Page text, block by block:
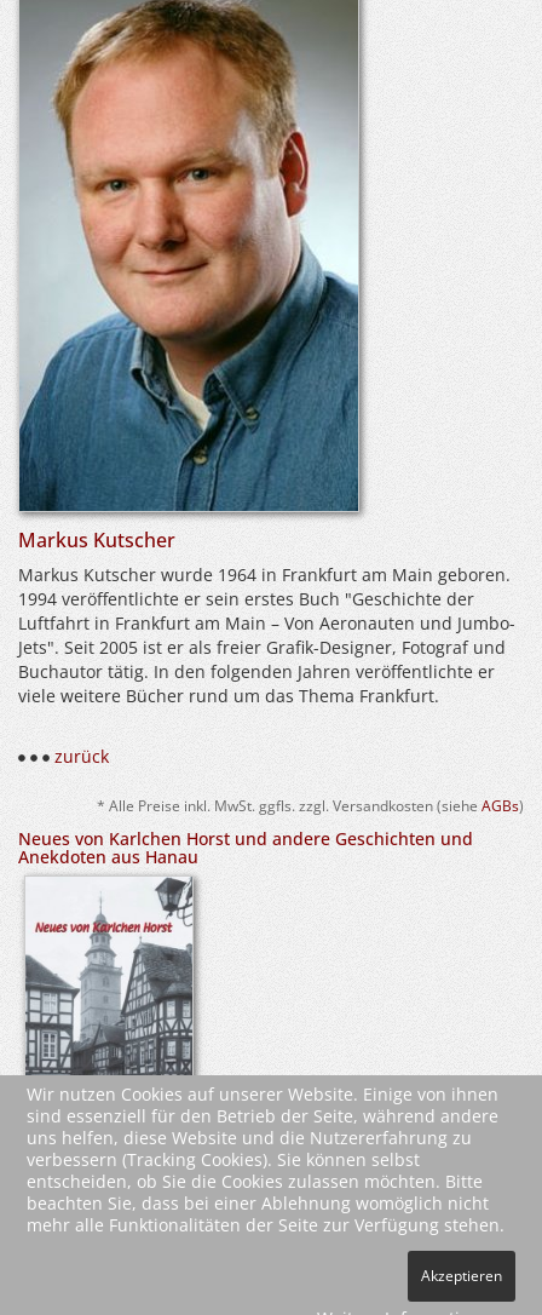
Markus Kutscher
Markus Kutscher wurde 1964 in Frankfurt am Main geboren.
1994 veröffentlichte er sein erstes Buch "Geschichte der
Luftfahrt in Frankfurt am Main – Von Aeronauten und Jumbo-
Jets". Seit 2005 ist er als freier Grafik-Designer, Fotograf und
Buchautor tätig. In den folgenden Jahren veröffentlichte er
viele weitere Bücher rund um das Thema Frankfurt.
zurück
* Alle Preise inkl. MwSt. ggfls. zzgl. Versandkosten (siehe AGBs)
Neues von Karlchen Horst und andere Geschichten und
Anekdoten aus Hanau
Vertrag widerrufen
Wir nutzen Cookies auf unserer Website. Einige von ihnen
sind essenziell für den Betrieb der Seite, während andere
uns helfen, diese Website und die Nutzererfahrung zu
verbessern (Tracking Cookies). Sie können selbst
entscheiden, ob Sie die Cookies zulassen möchten. Bitte
beachten Sie, dass bei einer Ablehnung womöglich nicht
mehr alle Funktionalitäten der Seite zur Verfügung stehen.
Akzeptieren